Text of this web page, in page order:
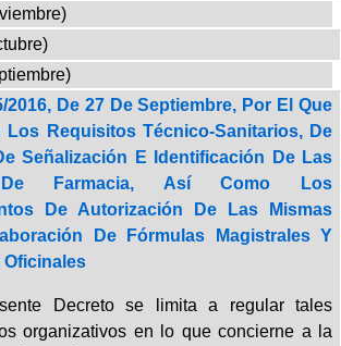
2016, De 27 De Septiembre, Por El Que
Los Requisitos Técnico-Sanitarios, De
Señalización E Identificación De Las
Farmacia, Así Como Los
De Autorización De Las Mismas
De Fórmulas Magistrales Y
Oficinales
Decreto se limita a regular tales
organizativos en lo que concierne a la